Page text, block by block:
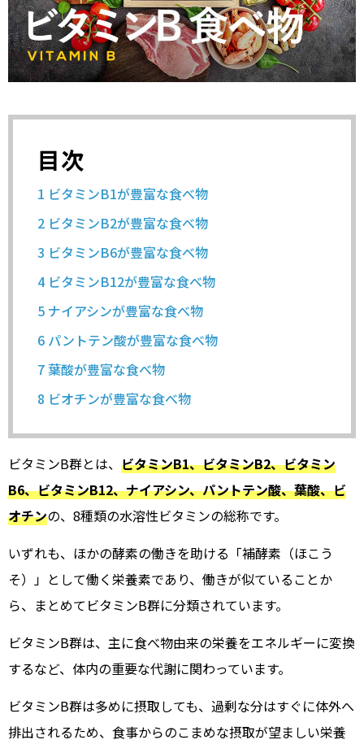
目次
1 ビタミンB1が豊富な食べ物
2 ビタミンB2が豊富な食べ物
3 ビタミンB6が豊富な食べ物
4ビタミンB12が豊富な食べ物
5 ナイアシンが豊富な食べ物
6 パントテン酸が豊富な食べ物
7 葉酸が豊富な食べ物
8 ビオチンが豊富な食べ物
ビタミンB群とは、 ビタミンB1、ビタミンB2、ビタミン
B6、ビタミンB12、ナイアシン、パントテン酸、葉酸、ビ
オチンの、8種類の水溶性ビタミンの総称です。
いずれも、ほかの酵素の働きを助ける「補酵素（ほこう
そ）」として働く栄養素であり、働きが似ていることか
ら、まとめてビタミンB群に分類されています。
ビタミンB群は、主に食べ物由来の栄養をエネルギーに変換
するなど、体内の重要な代謝に関わっています。
ビタミンB群は多めに摂取しても、過剰な分はすぐに体外へ
排出されるため、食事からのこまめな摂取が望ましい栄養